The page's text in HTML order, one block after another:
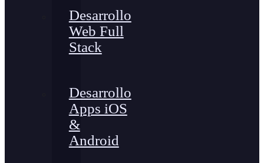
Desarrollo
Web Full
Stack
Desarrollo
Apps iOS
&
Android